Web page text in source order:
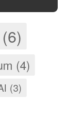
(4)
(3)